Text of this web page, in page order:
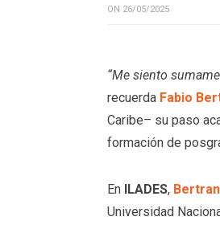
ON 26/05/2025
“Me siento
recuerda Fabio
Caribe– su paso
formación de
En ILADES,
Universidad